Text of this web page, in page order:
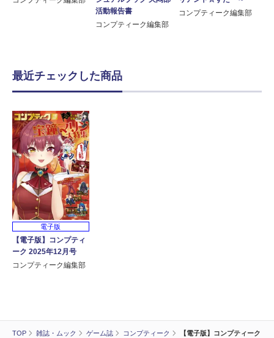
TOP 雑誌・ムック ゲーム誌 コンプティーク 【電子版】コンプティーク
活動報告書
コンプティーク編集部
コンプティーク編集部
最近チェックした商品
電子版
【電子版】コンプティ
ーク 2025年12月号
コンプティーク編集部